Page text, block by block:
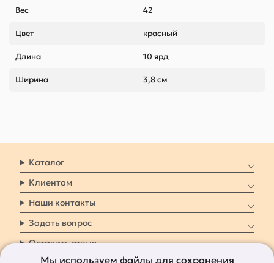
Вес 42
Цвет красный
Длина 10 ярд
Ширина 3,8 см
Каталог
Клиентам
Наши контакты
Задать вопрос
Оставить отзыв
Мы используем файлы для сохранения